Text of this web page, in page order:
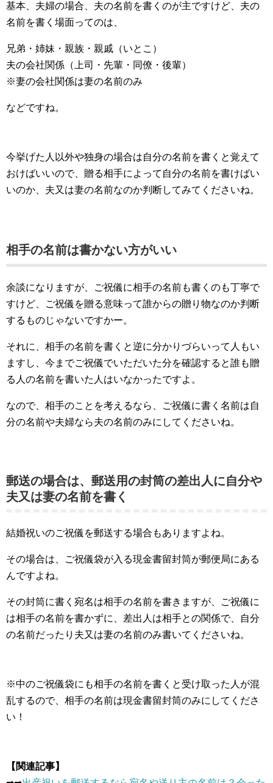
基本、夫婦の場合、夫の名前を書くのが主ですけど、夫の
名前を書く場面ってのは、
兄弟・姉妹・親族・親戚（いとこ）
夫の会社関係（上司・先輩・同僚・後輩）
※妻の会社関係は妻の名前のみ
などですね。
今挙げた人以外や独身の場合は自分の名前を書くと覚えて
おけばいいので、贈る相手によって自分の名前を書けばい
いのか、夫又は妻の名前なのか判断してみてくださいね。
相手の名前は書かない方がいい
余談になりますが、ご祝儀に相手の名前も書くのも丁寧で
すけど、ご祝儀を贈る意味って誰からの贈り物なのか判断
するものじゃないですかー。
それに、相手の名前を書くと逆に分かりづらいって人もい
ますし、今までご祝儀でいただいた分を確認すると誰も贈
る人の名前を書いた人はいなかったですよ。
なので、相手のことを考えるなら、ご祝儀に書く名前は自
分の名前や夫婦なら夫の名前のみにしてくださいね。
郵送の場合は、郵送用の封筒の差出人に自分や
夫又は妻の名前を書く
結婚祝いのご祝儀を郵送する場合もありますよね。
その場合は、ご祝儀袋が入る現金書留封筒が郵便局にある
んですよね。
その封筒に書く宛名は相手の名前を書きますが、ご祝儀に
は相手の名前を書かずに、差出人は相手との関係で、自分
の名前だったり夫又は妻の名前のみ書いてくださいね。
※中のご祝儀袋にも相手の名前を書くと受け取った人が混
乱するので、相手の名前は現金書留封筒のみにしてくださ
い！
【関連記事】